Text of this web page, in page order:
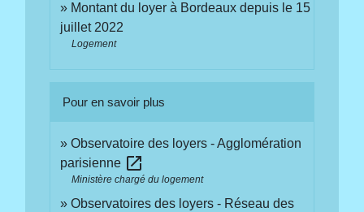
Montant du loyer à Bordeaux depuis le 15
juillet 2022
Logement
Pour en savoir plus
Observatoire des loyers - Agglomération
parisienne open_in_new
Ministère chargé du logement
Observatoires des loyers - Réseau des